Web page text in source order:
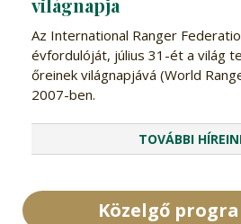
világnapja
Az International Ranger
évfordulóját, július 31-ét a világ
őreinek világnapjává (World
2007-ben.
TOVÁBBI
Közelgő